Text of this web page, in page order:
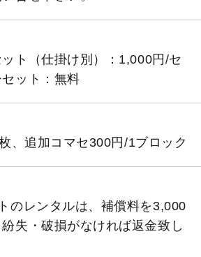
ト（仕掛け別）：1,000円/セ
ット：無料
、追加コマセ300円/1ブロック
のレンタルは、補償料を3,000
失・破損がなければ返金致し